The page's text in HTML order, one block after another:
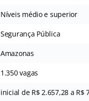
Níveis médio e superior
Segurança Pública
Amazonas
1.350 vagas
inicial de R$ 2.657,28 a R$